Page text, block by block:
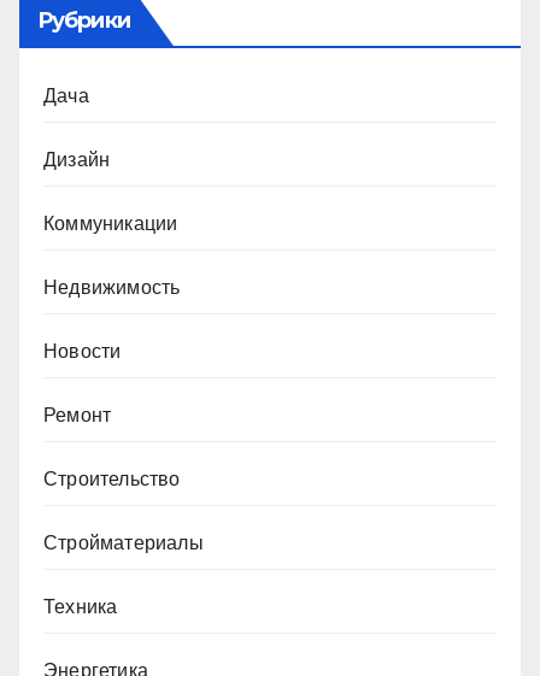
Рубрики
Дача
Дизайн
Коммуникации
Недвижимость
Новости
Ремонт
Строительство
Стройматериалы
Техника
Энергетика